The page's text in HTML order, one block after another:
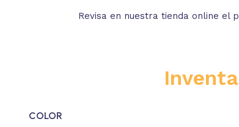
Revisa en nuestra tienda online el
COLOR